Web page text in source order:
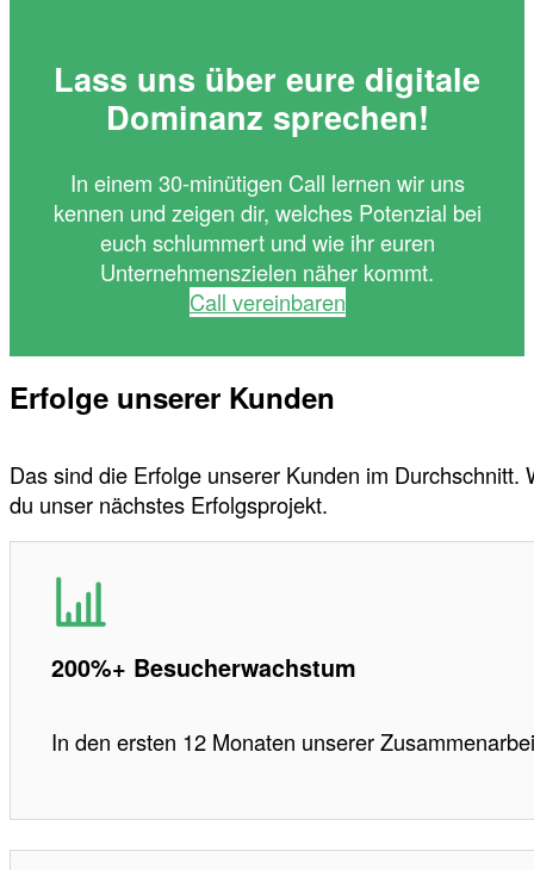
Lass uns über eure digitale
Dominanz sprechen!
In einem 30-minütigen Call lernen wir uns
kennen und zeigen dir, welches Potenzial bei
euch schlummert und wie ihr euren
Unternehmenszielen näher kommt.
Call vereinbaren
Erfolge unserer Kunden
Das sind die Erfolge unserer Kunden im Durchschnitt.
du unser nächstes Erfolgsprojekt.
200%+ Besucherwachstum
In den ersten 12 Monaten unserer